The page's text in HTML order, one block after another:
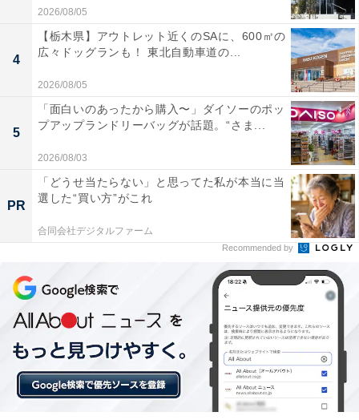
2026/08/05
4
【栃木県】アウトレット近くのSAに、600㎡の
広々ドッグランも！ 東北自動車道の...
2026/08/05
5
「面白いのあったから購入〜」ダイソーのポッ
プアップランドリーバッグが話題。“さま...
2026/08/03
PR
「どうせ当たらない」と思ってた私が本当に当
選した“買い方”がこれ
合同会社デジタルファーム
Recommended by